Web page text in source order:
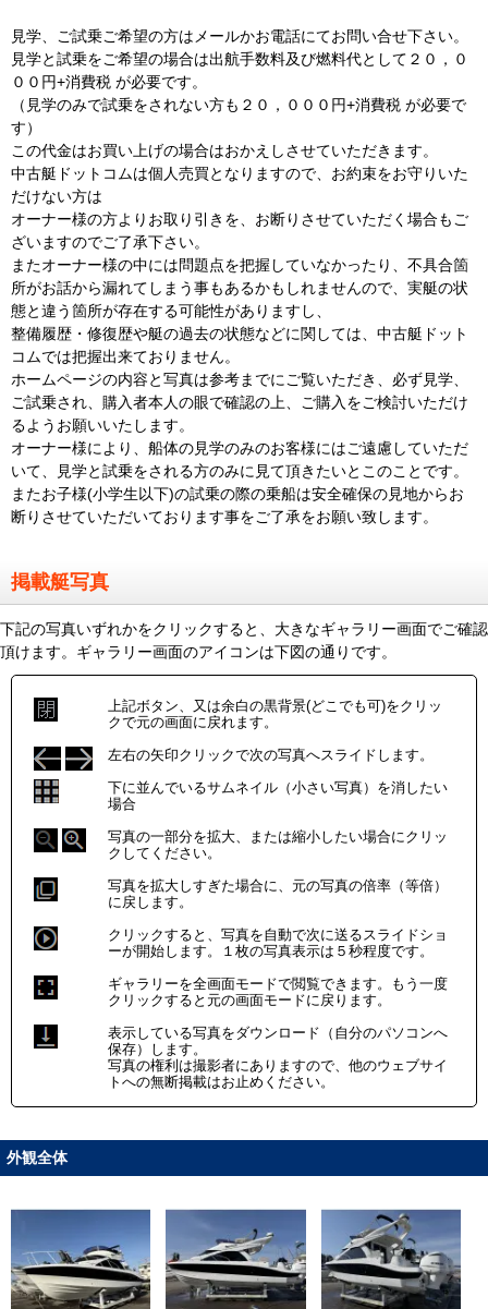
見学、ご試乗ご希望の方はメールかお電話にてお問い合せ下さい。
見学と試乗をご希望の場合は出航手数料及び燃料代として２０，０
００円+消費税 が必要です。
（見学のみで試乗をされない方も２０，０００円+消費税 が必要で
す）
この代金はお買い上げの場合はおかえしさせていただきます。
中古艇ドットコムは個人売買となりますので、お約束をお守りいた
だけない方は
オーナー様の方よりお取り引きを、お断りさせていただく場合もご
ざいますのでご了承下さい。
またオーナー様の中には問題点を把握していなかったり、不具合箇
所がお話から漏れてしまう事もあるかもしれませんので、実艇の状
態と違う箇所が存在する可能性がありますし、
整備履歴・修復歴や艇の過去の状態などに関しては、中古艇ドット
コムでは把握出来ておりません。
ホームページの内容と写真は参考までにご覧いただき、必ず見学、
ご試乗され、購入者本人の眼で確認の上、ご購入をご検討いただけ
るようお願いいたします。
オーナー様により、船体の見学のみのお客様にはご遠慮していただ
いて、見学と試乗をされる方のみに見て頂きたいとこのことです。
またお子様(小学生以下)の試乗の際の乗船は安全確保の見地からお
断りさせていただいております事をご了承をお願い致します。
掲載艇写真
下記の写真いずれかをクリックすると、大きなギャラリー画面でご確認
頂けます。ギャラリー画面のアイコンは下図の通りです。
上記ボタン、又は余白の黒背景(どこでも可)をクリッ
クで元の画面に戻れます。
左右の矢印クリックで次の写真へスライドします。
下に並んでいるサムネイル（小さい写真）を消したい
場合
写真の一部分を拡大、または縮小したい場合にクリッ
クしてください。
写真を拡大しすぎた場合に、元の写真の倍率（等倍）
に戻します。
クリックすると、写真を自動で次に送るスライドショ
ーが開始します。１枚の写真表示は５秒程度です。
ギャラリーを全画面モードで閲覧できます。もう一度
クリックすると元の画面モードに戻ります。
表示している写真をダウンロード（自分のパソコンへ
保存）します。
写真の権利は撮影者にありますので、他のウェブサイ
トへの無断掲載はお止めください。
外観全体